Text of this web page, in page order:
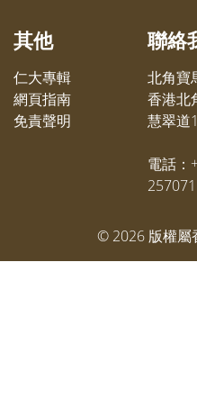
其他
仁大專輯
網頁指南
免責聲明
聯絡
北角寶
香港北
慧翠道
電話：
© 2026版權屬